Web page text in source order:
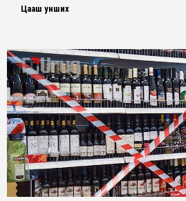
Цааш унших